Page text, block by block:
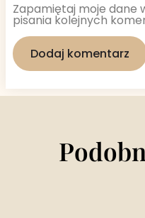
Zapamiętaj moje dane
pisania kolejnych